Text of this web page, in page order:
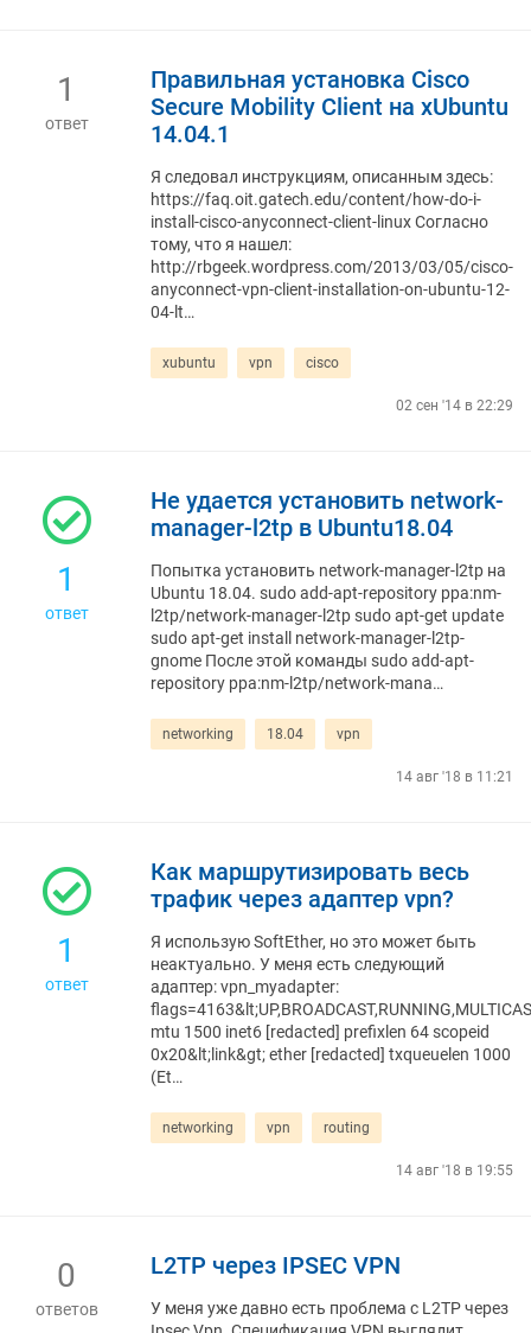
1
ответ
Правильная установка Cisco
Secure Mobility Client на xUbuntu
14.04.1
Я следовал инструкциям, описанным здесь:
https://faq.oit.gatech.edu/content/how-do-i-
install-cisco-anyconnect-client-linux Согласно
тому, что я нашел:
http://rbgeek.wordpress.com/2013/03/05/cisco-
anyconnect-vpn-client-installation-on-ubuntu-12-
04-lt…
xubuntu vpn cisco
02 сен '14 в 22:29
1
ответ
Не удается установить network-
manager-l2tp в Ubuntu18.04
Попытка установить network-manager-l2tp на
Ubuntu 18.04. sudo add-apt-repository ppa:nm-
l2tp/network-manager-l2tp sudo apt-get update
sudo apt-get install network-manager-l2tp-
gnome После этой команды sudo add-apt-
repository ppa:nm-l2tp/network-mana…
networking 18.04 vpn
14 авг '18 в 11:21
1
ответ
Как маршрутизировать весь
трафик через адаптер vpn?
Я использую SoftEther, но это может быть
неактуально. У меня есть следующий
адаптер: vpn_myadapter:
mtu 1500 inet6 [redacted] prefixlen 64 scopeid
0x20&lt;link&gt; ether [redacted] txqueuelen 1000
(Et…
networking vpn routing
14 авг '18 в 19:55
0
ответов
L2TP через IPSEC VPN
У меня уже давно есть проблема с L2TP через